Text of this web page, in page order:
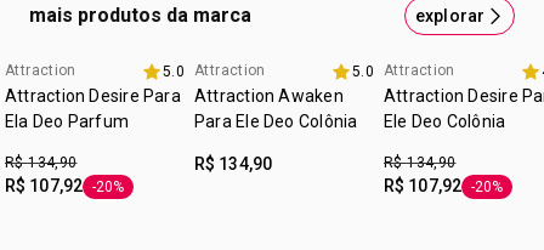
uma paixão avassaladora.
couro preto e Elixir da Paixão
ocasião:para todas as ocasiões
tipo de pele
para todos os tipos de pele.
amadeirado
Para aproveitar ao máximo o seu perfume, aplique nas
regiões de maior circulação como pulsos e pescoço, ou
onde preferir.
mais produtos da marca explorar
8.8 avon
Attraction 5.0
Attraction Desire Para
Ela Deo Parfum
R$ 134,90
R$ 107,92 etiqueta -20%
-20%
Attraction 5.0
Attraction Awaken
Para Ele Deo Colônia
R$ 134,90
8.8 avon
Attraction
Attraction Desire
Ele Deo Colônia
R$ 134,90
R$ 107,92 etiqueta -
-20%